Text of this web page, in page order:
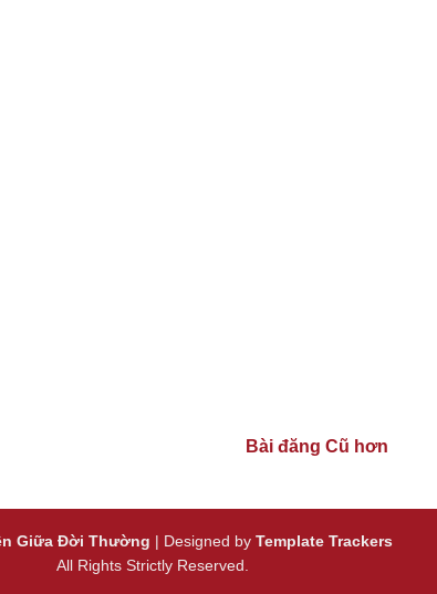
Bài đăng Cũ hơn
Giữa Đời Thường | Designed by Template Trackers
All Rights Strictly Reserved.